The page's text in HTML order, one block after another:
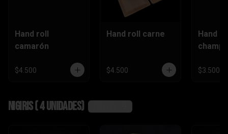
Hand roll
camarón
$4.500
Hand roll carne
$4.500
Hand
$3.500
Nigiris ( 4 unidades)